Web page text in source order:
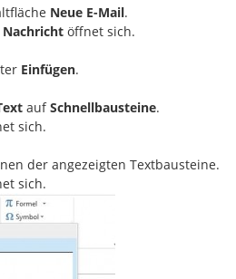
Neue E-Mail.
öffnet sich.
Einfügen.
aufSchnellbausteine.
sich.
der angezeigten Textbausteine.
sich.